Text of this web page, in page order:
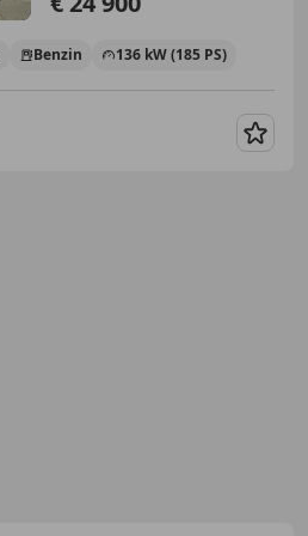
Benzin 136 kW (185 PS)